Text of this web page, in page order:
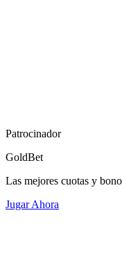
Patrocinador
GoldBet
Las mejores cuotas y
Jugar Ahora